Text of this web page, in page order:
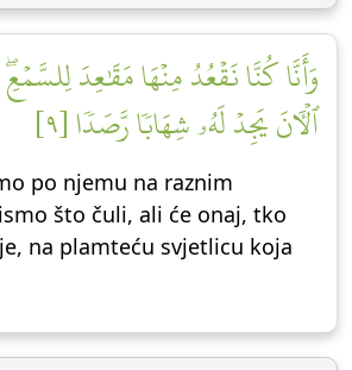
وَأَنَّا كُنَّا نَقۡعُدُ مِنۡهَا مَقَٰعِدَ
ٱلۡأٓنَ يَجِدۡ لَهُۥ شِهَابٗا رَّصَدٗا [٩]
po njemu na raznim
što čuli, ali će onaj, tko
na plamteću svjetlicu koja